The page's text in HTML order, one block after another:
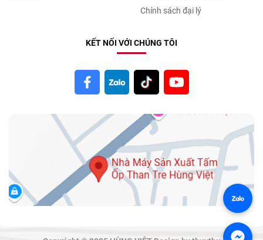
Chính sách đại lý
KẾT NỐI VỚI CHÚNG TÔI